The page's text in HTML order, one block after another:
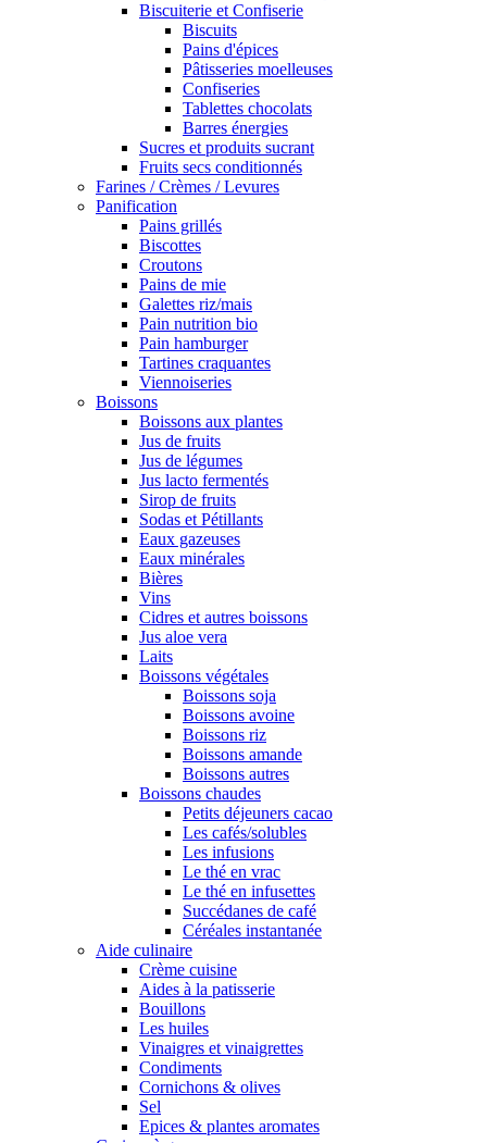
Biscuiterie et Confiserie
Biscuits
Pains d'épices
Pâtisseries moelleuses
Confiseries
Tablettes chocolats
Barres énergies
Sucres et produits sucrant
Fruits secs conditionnés
Farines / Crèmes / Levures
Panification
Pains grillés
Biscottes
Croutons
Pains de mie
Galettes riz/mais
Pain nutrition bio
Pain hamburger
Tartines craquantes
Viennoiseries
Boissons
Boissons aux plantes
Jus de fruits
Jus de légumes
Jus lacto fermentés
Sirop de fruits
Sodas et Pétillants
Eaux gazeuses
Eaux minérales
Bières
Vins
Cidres et autres boissons
Jus aloe vera
Laits
Boissons végétales
Boissons soja
Boissons avoine
Boissons riz
Boissons amande
Boissons autres
Boissons chaudes
Petits déjeuners cacao
Les cafés/solubles
Les infusions
Le thé en vrac
Le thé en infusettes
Succédanes de café
Céréales instantanée
Aide culinaire
Crème cuisine
Aides à la patisserie
Bouillons
Les huiles
Vinaigres et vinaigrettes
Condiments
Cornichons & olives
Sel
Epices & plantes aromates